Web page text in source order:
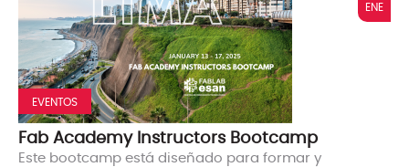
EVENTOS
ENE
Fab Academy Instructors Bootcamp
Este bootcamp está diseñado para formar y